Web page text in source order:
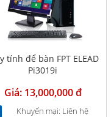
tính để bàn FPT ELEAD
Pi3019i
Giá: 13,000,000 đ
Khuyến mại: Liên hệ